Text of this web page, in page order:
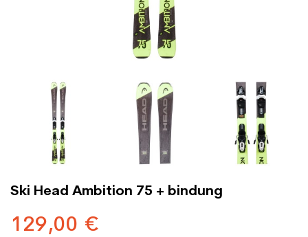
Ski Head Ambition 75 + bindung
129,00 €